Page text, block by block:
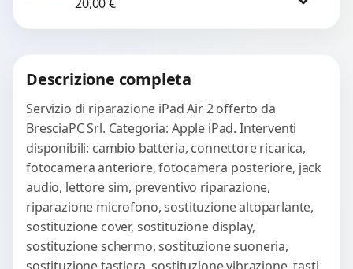
check-up completo con strumenti
avanzati per...
Descrizione completa
Servizio di riparazione iPad Air 2 offerto da
BresciaPC Srl. Categoria: Apple iPad. Interventi
disponibili: cambio batteria, connettore ricarica,
fotocamera anteriore, fotocamera posteriore, jack
audio, lettore sim, preventivo riparazione,
riparazione microfono, sostituzione altoparlante,
sostituzione cover, sostituzione display,
sostituzione schermo, sostituzione suoneria,